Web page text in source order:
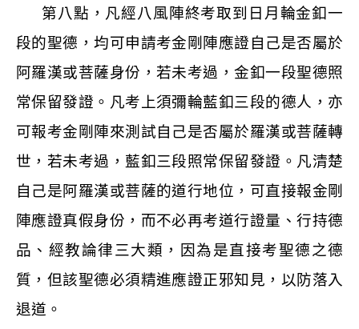
第八點，凡經八風陣終考取到日月輪金釦一
段的聖德，均可申請考金剛陣應證自己是否屬於
阿羅漢或菩薩身份，若未考過，金釦一段聖德照
常保留發證。凡考上須彌輪藍釦三段的德人，亦
可報考金剛陣來測試自己是否屬於羅漢或菩薩轉
世，若未考過，藍釦三段照常保留發證。凡清楚
自己是阿羅漢或菩薩的道行地位，可直接報金剛
陣應證真假身份，而不必再考道行證量、行持德
品、經教論律三大類，因為是直接考聖德之德
質，但該聖德必須精進應證正邪知見，以防落入
退道。